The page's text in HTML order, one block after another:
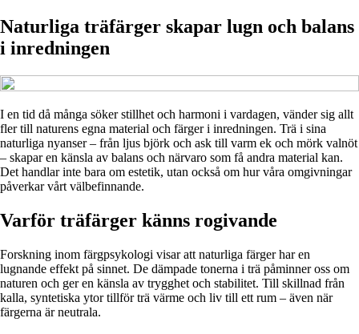
Naturliga träfärger skapar lugn och balans
i inredningen
I en tid då många söker stillhet och harmoni i vardagen, vänder sig allt
fler till naturens egna material och färger i inredningen. Trä i sina
naturliga nyanser – från ljus björk och ask till varm ek och mörk valnöt
– skapar en känsla av balans och närvaro som få andra material kan.
Det handlar inte bara om estetik, utan också om hur våra omgivningar
påverkar vårt välbefinnande.
Varför träfärger känns rogivande
Forskning inom färgpsykologi visar att naturliga färger har en
lugnande effekt på sinnet. De dämpade tonerna i trä påminner oss om
naturen och ger en känsla av trygghet och stabilitet. Till skillnad från
kalla, syntetiska ytor tillför trä värme och liv till ett rum – även när
färgerna är neutrala.